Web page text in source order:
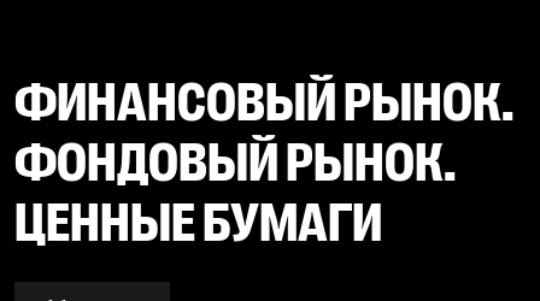
ФИНАНСОВЫЙ РЫНОК.
ФОНДОВЫЙ РЫНОК.
ЦЕННЫЕ БУМАГИ